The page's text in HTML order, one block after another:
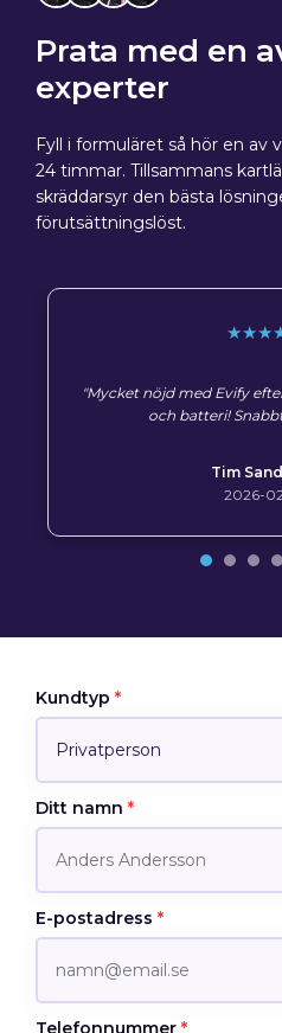
Prata med en
experter
Fyll i formuläret så hör en av
24 timmar. Tillsammans
skräddarsyr den bästa
förutsättningslöst.
"Mycket nöjd med Evify
och batteri!
Tim
2026-
Kundtyp *
Ditt namn *
E-postadress *